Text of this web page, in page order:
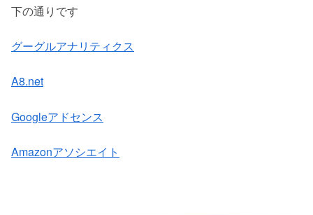
下の通りです
グーグルアナリティクス
A8.net
Googleアドセンス
Amazonアソシエイト